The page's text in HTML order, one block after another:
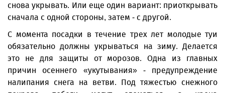
снова укрывать. Или еще один вариант: приоткрывать
сначала с одной стороны, затем - с другой.
С момента посадки в течение трех лет молодые туи
обязательно должны укрываться на зиму. Делается
это не для защиты от морозов. Одна из главных
причин осеннего «укутывания» - предупреждение
налипания снега на ветви. Под тяжестью снежного